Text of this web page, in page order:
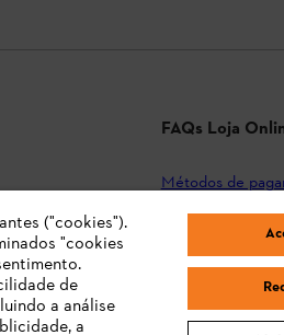
FAQs Loja
Métodos de
Envio e entrega
Devolução
("cookies").
"cookies
de
a análise
a